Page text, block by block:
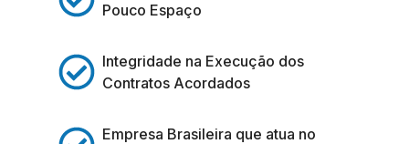
Pouco Espaço
Integridade na Execução dos
Contratos Acordados
Empresa Brasileira que atua no